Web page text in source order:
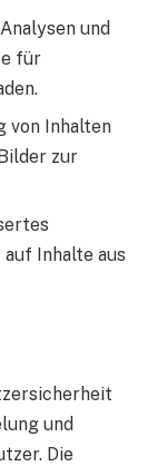
und
für
von Inhalten
zur
Inhalte aus
und
Die